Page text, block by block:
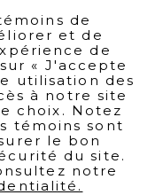
de
et de
de
« J'accepte
utilisation des
à notre site
choix. Notez
témoins sont
le bon
du site.
notre